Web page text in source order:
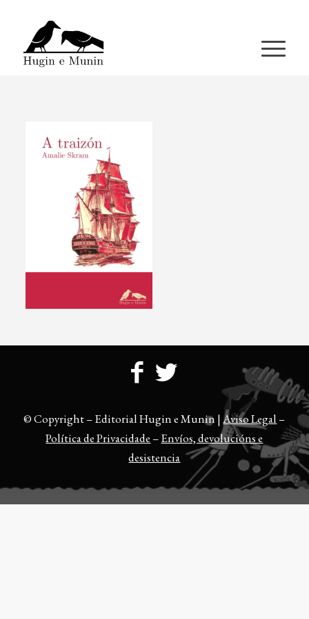
© Copyright – Editorial Hugin e Munin |Aviso Legal –
Política de Privacidade –Envíos, devolucións e
desistencia